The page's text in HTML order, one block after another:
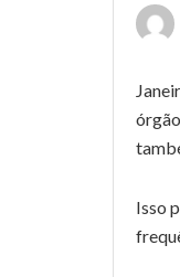
Isso